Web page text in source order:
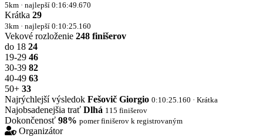
5km · najlepší 0:16:49.670
Krátka 29
3km · najlepší 0:10:25.160
Vekové rozloženie 248 finišerov
do 18 24
19-29 46
30-39 82
40-49 63
50+ 33
Najrýchlejší výsledok Fešovič Giorgio 0:10:25.160 · Krátka
Najobsadenejšia trať Dlhá 115 finišerov
Dokončenosť 98% pomer finišerov k registrovaným
Organizátor